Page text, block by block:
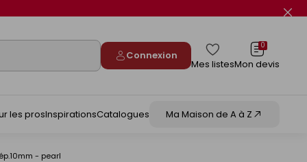
Connexion
Mes listes
0
Mon devis
les prosInspirationsCatalogues Ma Maison de A à Z
- pearl